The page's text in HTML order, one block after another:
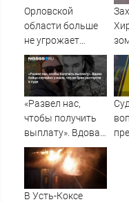
Орловской
области больше
не угрожает
БПЛА-опасность
«Развел нас,
чтобы получить
выплату». Вдова
бойца случайно
узнала, что их
брак расторгли в
суде
В Усть-Коксе